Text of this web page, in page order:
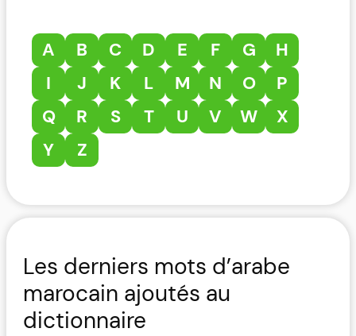
A B C D E F G
H
I
J K L M N O
P
Q
R S T U V W
X
Y
Z
Les derniers mots d’arabe
marocain ajoutés au
dictionnaire